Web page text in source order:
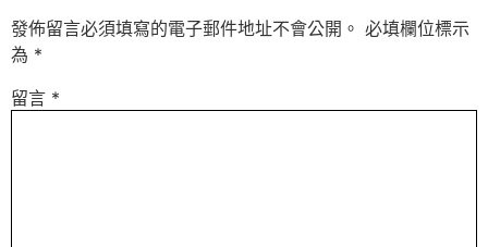
發佈留言必須填寫的電子郵件地址不會公開。 必填欄位標示
為 *
留言 *